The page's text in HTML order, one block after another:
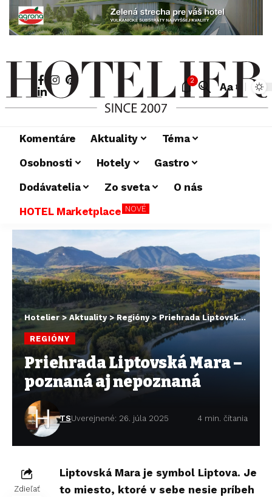
2
Aa
Komentáre Aktuality
Téma
Osobnosti
Hotely
Gastro
Dodávatelia
Zo sveta
O nás
HOTEL Marketplace NOVÉ
Hotelier> Aktuality>Regióny>Priehrada Liptovská Mara – poznaná aj nepoznaná
REGIÓNY
Priehrada Liptovská Mara –
poznaná aj nepoznaná
TSUverejnené: 26. júla 2025 4 min. čítania
Zdieľať
Liptovská Mara je symbol Liptova. Je
to miesto, ktoré v sebe nesie príbeh